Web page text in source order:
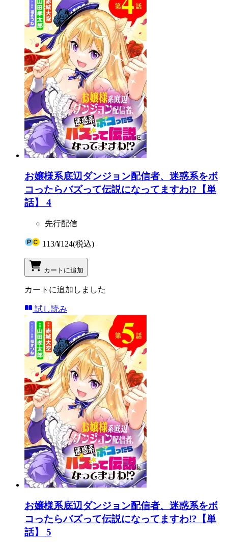
お嬢様系底辺ダンジョン配信者、迷惑系をボ
コったらバズって伝説になってますわ!?【単
話】 4
先行配信
113/¥124(税込)
カートに追加
カートに追加しました
試し読み
お嬢様系底辺ダンジョン配信者、迷惑系をボ
コったらバズって伝説になってますわ!?【単
話】 5